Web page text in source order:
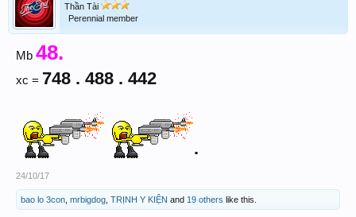
Thần Tài
Perennial member
Mb 48.
xc = 748 . 488 . 442
.
24/10/17
bao lo 3con mrbigdog TRỊNH Y KIỆN and 19 others like this.